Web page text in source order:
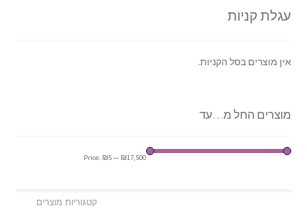
עגלת קניות
אין מוצרים בסל הקניות.
מוצרים החל מ…עד
Price: ₪5— ₪17,500